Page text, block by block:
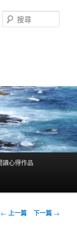
尋
讀心得作品
文
← 上一篇 下一篇 →